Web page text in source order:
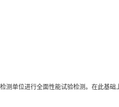
单位进行全面性能试验检测。在此基础